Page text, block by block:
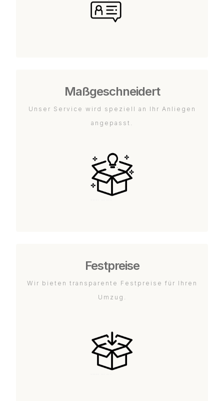
Maßgeschneidert
Unser Service wird speziell an Ihr Anliegen
angepasst.
Festpreise
Wir bieten transparente Festpreise für Ihren
Umzug.